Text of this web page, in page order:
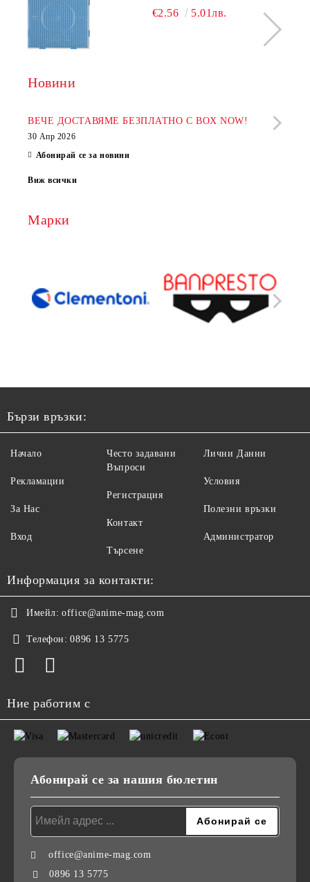
€2.56 5.01лв.
Новини
ВЕЧЕ ДОСТАВЯМЕ БЕЗПЛАТНО С BOX NOW!
30 Апр 2026
Абонирай се за новини
Виж всички
Марки
Бързи връзки:
Начало
Рекламации
За Нас
Вход
Често задавани
Въпроси
Регистрация
Контакт
Търсене
Лични Данни
Условия
Полезни връзки
Администратор
Информация за контакти:
Имейл: office@anime-mag.com
Телефон: 0896 13 5775
Ние работим с
Абонирай се за нашия бюлетин
office@anime-mag.com
0896 13 5775